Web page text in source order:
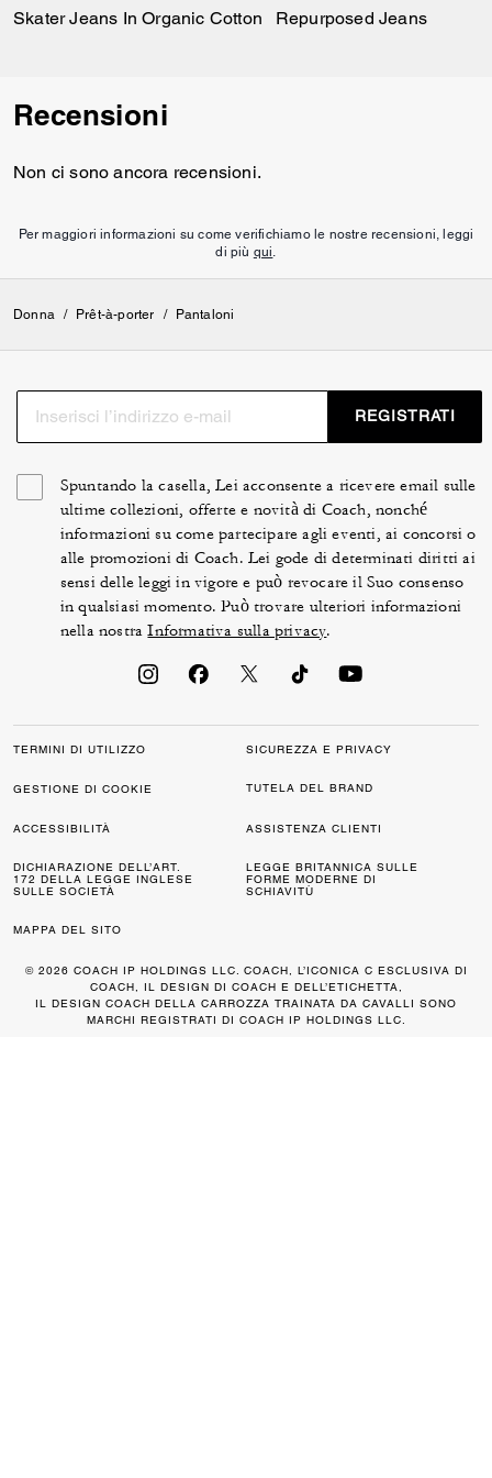
Skater Jeans In Organic Cotton Repurposed Jeans
Recensioni
Non ci sono ancora recensioni.
Per maggiori informazioni su come verifichiamo le nostre recensioni, leggi
di più qui
Donna / Prêt-à-porter / Pantaloni
REGISTRATI
Spuntando la casella, Lei acconsente a ricevere email sulle
ultime collezioni, offerte e novità di Coach, nonché
informazioni su come partecipare agli eventi, ai concorsi o
alle promozioni di Coach. Lei gode di determinati diritti ai
sensi delle leggi in vigore e può revocare il Suo consenso
in qualsiasi momento. Può trovare ulteriori informazioni
nella nostraInformativa sulla privacy.
TERMINI DI UTILIZZO SICUREZZA E PRIVACY
GESTIONE DI COOKIE TUTELA DEL BRAND
ACCESSIBILITÀ ASSISTENZA CLIENTI
DICHIARAZIONE DELL’ART.
172 DELLA LEGGE INGLESE
SULLE SOCIETÀ
LEGGE BRITANNICA SULLE
FORME MODERNE DI
SCHIAVITÙ
MAPPA DEL SITO
© 2026 COACH IP HOLDINGS LLC. COACH, L’ICONICA C ESCLUSIVA DI
COACH, IL DESIGN DI COACH E DELL’ETICHETTA,
IL DESIGN COACH DELLA CARROZZA TRAINATA DA CAVALLI SONO
MARCHI REGISTRATI DI COACH IP HOLDINGS LLC.